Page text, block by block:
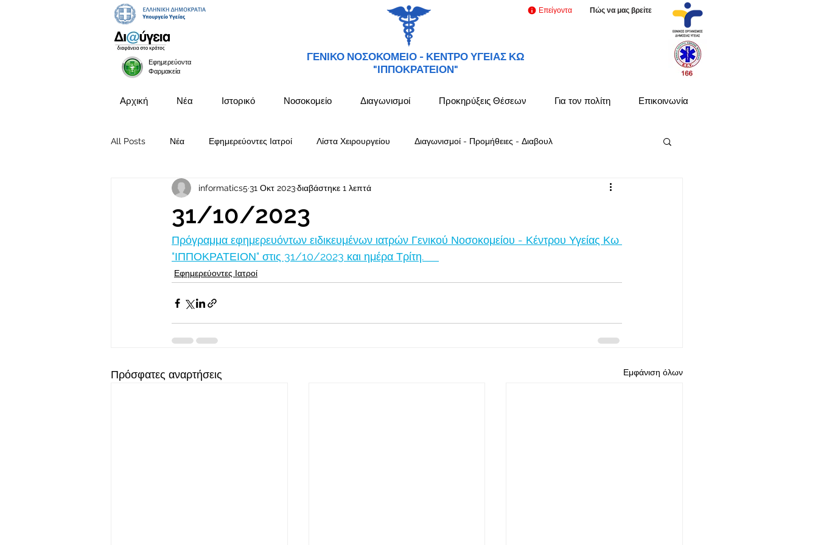
Εφημερεύοντα
Φαρμακεία
ΓΕΝΙΚΟ ΝΟΣΟΚΟΜΕΙΟ - ΚΕΝΤΡΟ ΥΓΕΙΑΣ ΚΩ
"ΙΠΠΟΚΡΑΤΕΙΟΝ"
Επείγοντα Πώς να μας βρείτε
Αρχική Νέα Ιστορικό Νοσοκομείο Διαγωνισμοί Προκηρύξεις Θέσεων Για τον πολίτη Επικοινωνία
All Posts Νέα Εφημερεύοντες Ιατροί Λίστα Χειρουργείου Διαγωνισμοί - Προμήθειες - Διαβουλ
Προκηρύξεις Θέσεων
31/10/2023
informatics5 31 Οκτ 2023διαβάστηκε 1 λεπτά
Πρόγραμμα εφημερευόντων ειδικευμένων ιατρών Γενικού Νοσοκομείου - Κέντρου Υγείας Κω
"ΙΠΠΟΚΡΑΤΕΙΟΝ" στις 31/10/2023 και ημέρα Τρίτη.
Εφημερεύοντες Ιατροί
Πρόσφατες αναρτήσεις Εμφάνιση όλων